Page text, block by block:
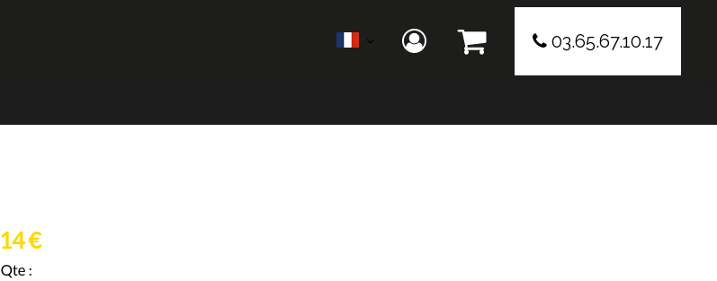
03.65.67.10.17
14 €
Qte :